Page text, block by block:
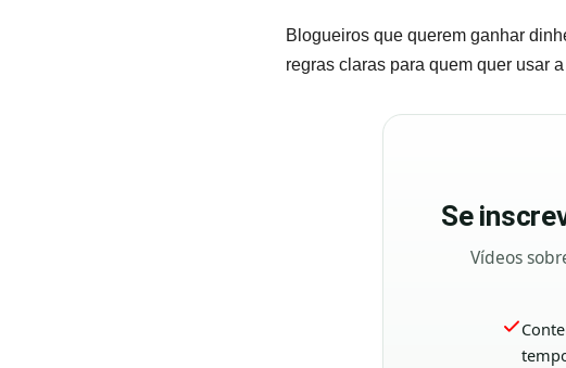
Blogueiros que querem ganhar
regras claras para quem quer usar
Se
Vídeos